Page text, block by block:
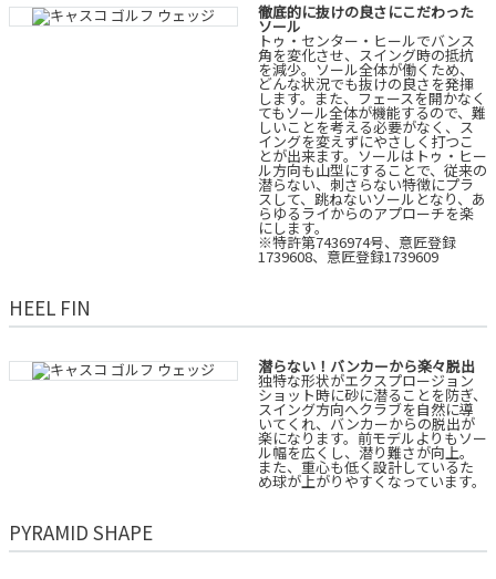
徹底的に抜けの良さにこだわった
ソール
トゥ・センター・ヒールでバンス
角を変化させ、スイング時の抵抗
を減少。ソール全体が働くため、
どんな状況でも抜けの良さを発揮
します。また、フェースを開かなく
てもソール全体が機能するので、難
しいことを考える必要がなく、ス
イングを変えずにやさしく打つこ
とが出来ます。ソールはトゥ・ヒー
ル方向も山型にすることで、従来の
潜らない、刺さらない特徴にプラ
スして、跳ねないソールとなり、あ
らゆるライからのアプローチを楽
にします。
※特許第7436974号、意匠登録
1739608、意匠登録1739609
HEEL FIN
潜らない！バンカーから楽々脱出
独特な形状がエクスプロージョン
ショット時に砂に潜ることを防ぎ、
スイング方向へクラブを自然に導
いてくれ、バンカーからの脱出が
楽になります。前モデルよりもソー
ル幅を広くし、潜り難さが向上。
また、重心も低く設計しているた
め球が上がりやすくなっています。
PYRAMID SHAPE